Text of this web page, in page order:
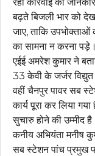
बढ़ते बिजली भार को
जाए, ताकि उपभोक्ताओं
का सामना न करना पड़े।
एईई अमरेश कुमार ने
33 केवी के जर्जर
वहीं चैनपुर पावर सब
कार्य पूरा कर लिया
सुचारु होने की उम्मीद
कनीय अभियंता मनीष
सब स्टेशन पांच प्रमुख